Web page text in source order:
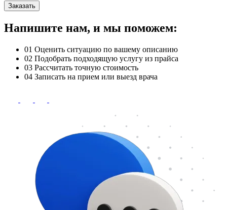
Заказать
Напишите нам, и мы поможем:
01 Оценить ситуацию по вашему описанию
02 Подобрать подходящую услугу из прайса
03 Рассчитать точную стоимость
04 Записать на прием или выезд врача